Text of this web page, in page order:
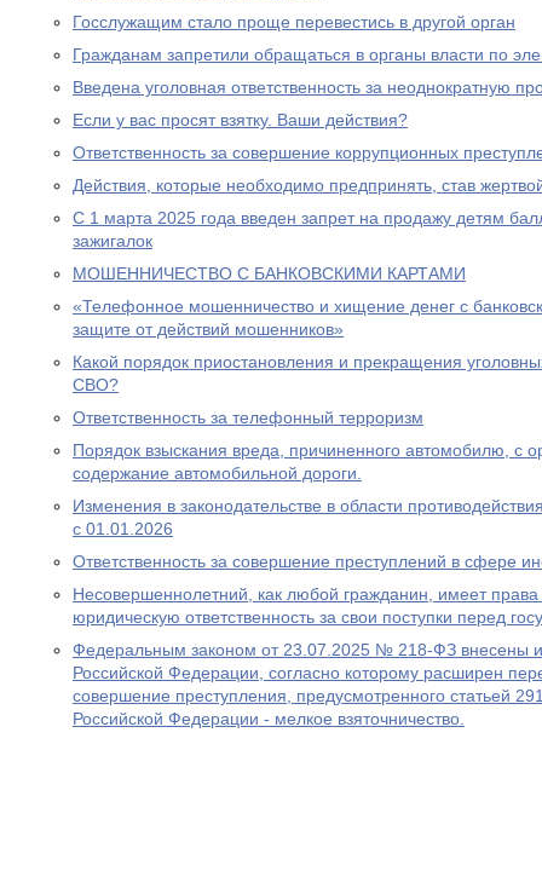
Госслужащим стало проще перевестись в другой орган
Гражданам запретили обращаться в органы власти по
Введена уголовная ответственность за неоднократную
Если у вас просят взятку. Ваши действия?
Ответственность за совершение коррупционных
Действия, которые необходимо предпринять, став
С 1 марта 2025 года введен запрет на продажу детям
зажигалок
МОШЕННИЧЕСТВО С БАНКОВСКИМИ КАРТАМИ
«Телефонное мошенничество и хищение денег с
защите от действий мошенников»
Какой порядок приостановления и прекращения
СВО?
Ответственность за телефонный терроризм
Порядок взыскания вреда, причиненного автомобилю, с
содержание автомобильной дороги.
Изменения в законодательстве в области
с 01.01.2026
Ответственность за совершение преступлений в сфере
Несовершеннолетний, как любой гражданин, имеет права
юридическую ответственность за свои поступки перед
Федеральным законом от 23.07.2025 № 218-ФЗ внесены
Российской Федерации, согласно которому расширен
совершение преступления, предусмотренного статьей
Российской Федерации - мелкое взяточничество.